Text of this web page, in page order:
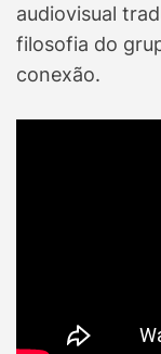
audiovisual
filosofia do
conexão.